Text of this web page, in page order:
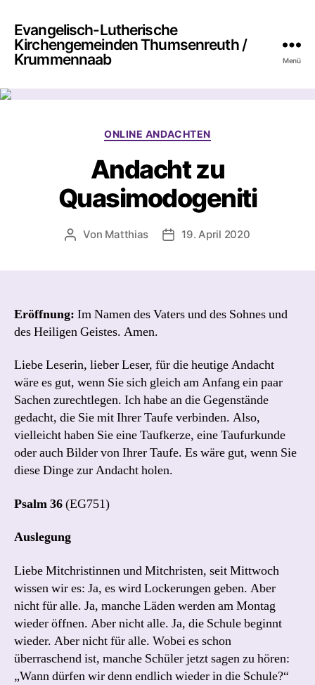
Evangelisch-Lutherische
Kirchengemeinden Thumsenreuth /
Krummennaab
Menü
Kategorien
ONLINE ANDACHTEN
Andacht zu
Quasimodogeniti
Beitragsautor
Von Matthias Beitragsdatum
19. April 2020
Eröffnung: Im Namen des Vaters und des Sohnes und
des Heiligen Geistes. Amen.
Liebe Leserin, lieber Leser, für die heutige Andacht
wäre es gut, wenn Sie sich gleich am Anfang ein paar
Sachen zurechtlegen. Ich habe an die Gegenstände
gedacht, die Sie mit Ihrer Taufe verbinden. Also,
vielleicht haben Sie eine Taufkerze, eine Taufurkunde
oder auch Bilder von Ihrer Taufe. Es wäre gut, wenn Sie
diese Dinge zur Andacht holen.
Psalm 36(EG751)
Auslegung
Liebe Mitchristinnen und Mitchristen, seit Mittwoch
wissen wir es: Ja, es wird Lockerungen geben. Aber
nicht für alle. Ja, manche Läden werden am Montag
wieder öffnen. Aber nicht alle. Ja, die Schule beginnt
wieder. Aber nicht für alle. Wobei es schon
überraschend ist, manche Schüler jetzt sagen zu hören:
„Wann dürfen wir denn endlich wieder in die Schule?“